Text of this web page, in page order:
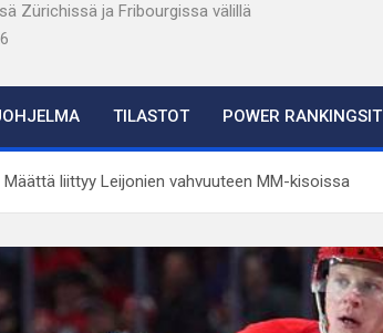
Zürichissä ja Fribourgissa välillä
TILASTOT POWER RANKINGSIT
Määttä liittyy Leijonien vahvuuteen MM-kisoissa